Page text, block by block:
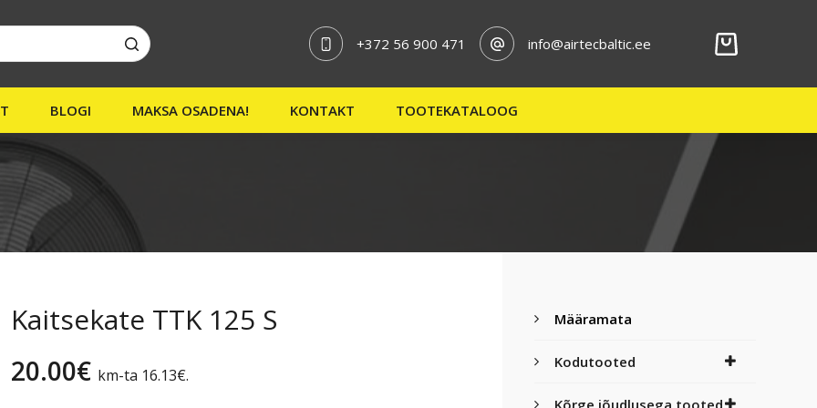
+372 56 900 471 info@airtecbaltic.ee
BLOGI MAKSA OSADENA! KONTAKT TOOTEKATALOOG
Kaitsekate TTK 125 S
20.00€ km-ta 16.13€.
Määramata
Kodutooted
TTK
S